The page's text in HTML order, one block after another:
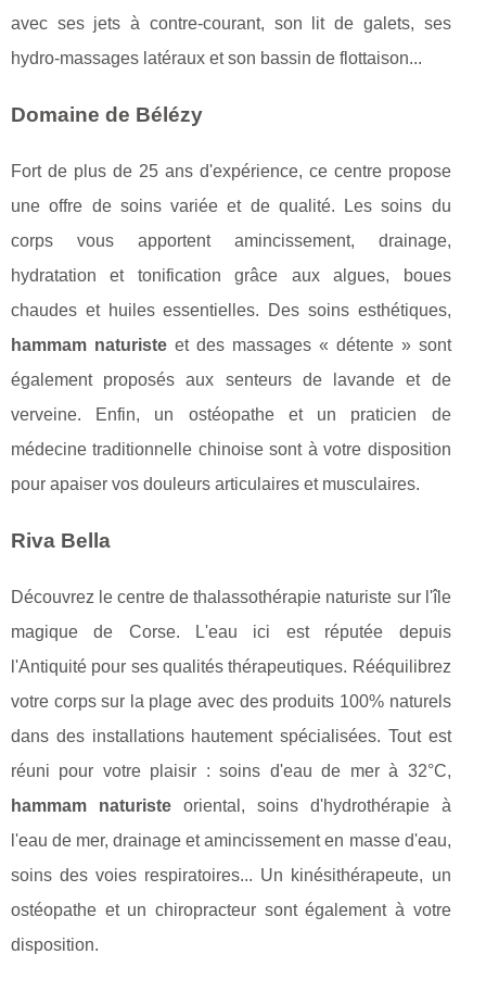
avec ses jets à contre-courant, son lit de galets, ses
hydro-massages latéraux et son bassin de flottaison...
Domaine de Bélézy
Fort de plus de 25 ans d'expérience, ce centre propose
une offre de soins variée et de qualité. Les soins du
corps vous apportent amincissement, drainage,
hydratation et tonification grâce aux algues, boues
chaudes et huiles essentielles. Des soins esthétiques,
hammam naturisteet des massages « détente » sont
également proposés aux senteurs de lavande et de
verveine. Enfin, un ostéopathe et un praticien de
médecine traditionnelle chinoise sont à votre disposition
pour apaiser vos douleurs articulaires et musculaires.
Riva Bella
Découvrez le centre de thalassothérapie naturiste sur l'île
magique de Corse. L'eau ici est réputée depuis
l'Antiquité pour ses qualités thérapeutiques. Rééquilibrez
votre corps sur la plage avec des produits 100% naturels
dans des installations hautement spécialisées. Tout est
réuni pour votre plaisir : soins d'eau de mer à 32°C,
hammam naturisteoriental, soins d'hydrothérapie à
l'eau de mer, drainage et amincissement en masse d'eau,
soins des voies respiratoires... Un kinésithérapeute, un
ostéopathe et un chiropracteur sont également à votre
disposition.